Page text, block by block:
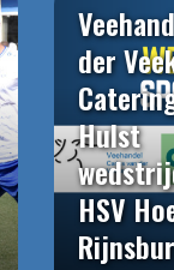
der
Hulst
HSV